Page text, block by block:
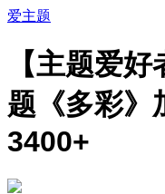
爱主题
【主题爱
题《多彩》
3400+